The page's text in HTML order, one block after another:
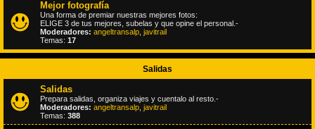
Mejor fotografía
Una forma de premiar nuestras mejores fotos:
ELIGE 3 de tus mejores, subelas y que opine el personal.-
Moderadores: angeltransalp javitrail
Temas: 17
Salidas
Salidas
Prepara salidas, organiza viajes y cuentalo al resto.-
Moderadores: angeltransalp javitrail
Temas: 388